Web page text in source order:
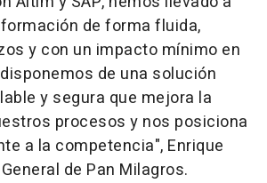
de forma fluida,
y con un impacto mínimo en
de una solución
y segura que mejora la
procesos y nos posiciona
a la competencia", Enrique
de Pan Milagros.